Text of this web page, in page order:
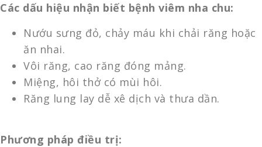
Các dấu hiệu nhận biết bệnh viêm nha chu:
Nướu sưng đỏ, chảy máu khi chải răng hoặc
ăn nhai.
Vôi răng, cao răng đóng mảng.
Miệng, hôi thở có mùi hôi.
Răng lung lay dễ xê dịch và thưa dần.
Phương pháp điều trị: